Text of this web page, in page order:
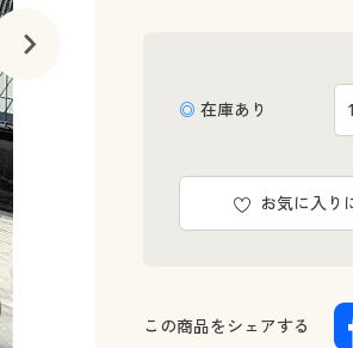
◎ 在庫あり
お気に入り
この商品をシェアする